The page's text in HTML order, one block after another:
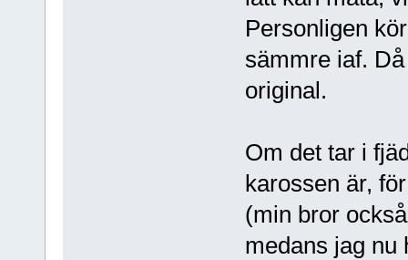
Personligen
sämmre iaf.
original.
Om det tar i
karossen är,
(min bror
medans jag nu